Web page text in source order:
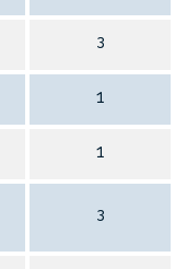
3
1
1
3